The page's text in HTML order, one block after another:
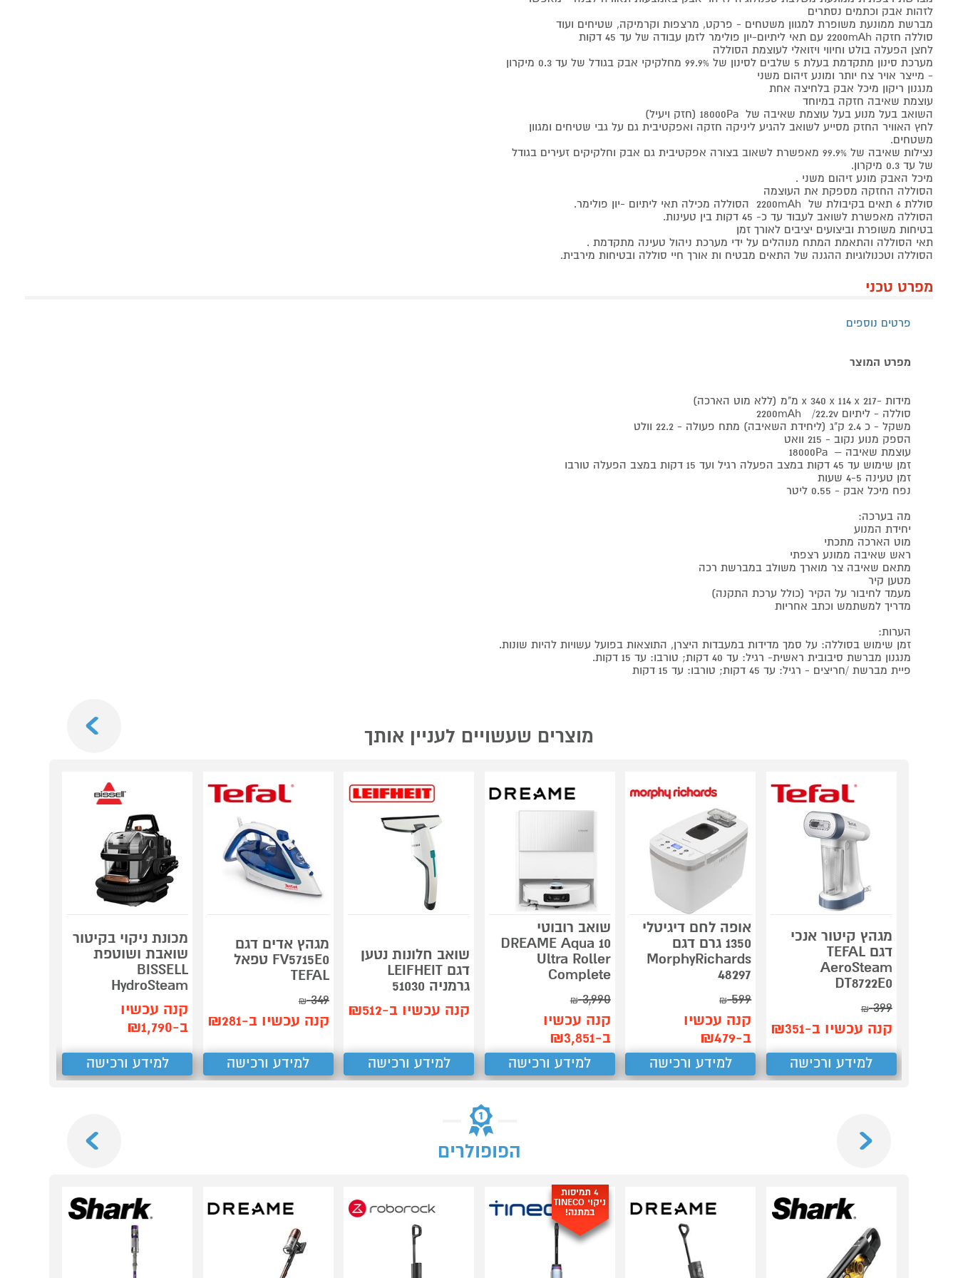
לזהות אבק וכתמים נסתרים
מברשת ממונעת משופרת למגוון משטחים - פרקט, מרצפות וקרמיקה, שטיחים ועוד
סוללה חזקה 2200mAh עם תאי ליתיום-יון פולימר לזמן עבודה של עד 45 דקות
לחצן הפעלה בולט וחיווי ויזואלי לעוצמת הסוללה
מערכת סינון מתקדמת בעלת 5 שלבים לסינון של 99.9% מחלקיקי אבק בגודל של עד 0.3 מיקרון
- מייצר אויר צח יותר ומונע זיהום משני
מנגנון ריקון מיכל אבק בלחיצה אחת
עוצמת שאיבה חזקה במיוחד
השואב בעל מנוע בעל עוצמת שאיבה של 18000Pa (חזק ויעיל)
לחץ האוויר החזק מסייע לשואב להגיע ליניקה חזקה ואפקטיבית גם על גבי שטיחים ומגוון
משטחים.
נצילות שאיבה של 99.9% מאפשרת לשאוב בצורה אפקטיבית גם אבק וחלקיקים זעירים בגודל
של עד 0.3 מיקרון.
מיכל האבק מונע זיהום משני .
הסוללה החזקה מספקת את העוצמה
סוללת 6 תאים בקיבולת של 2200mAh הסוללה מכילה תאי ליתיום -יון פולימר.
הסוללה מאפשרת לשואב לעבוד עד כ- 45 דקות בין טעינות.
בטיחות משופרת וביצועים יציבים לאורך זמן
תאי הסוללה והתאמת המתח מנוהלים על ידי מערכת ניהול טעינה מתקדמת .
הסוללה וטכנולוגיות ההגנה של התאים מבטיח ות אורך חיי סוללה ובטיחות מירבית.
מפרט טכני
פרטים נוספים
מפרט המוצר
מידות -x 340 x 114 x 217 מ"מ (ללא מוט הארכה)
סוללה - ליתיום 2200mAh /22.2v
משקל - כ 2.4 ק"ג (ליחידת השאיבה) מתח פעולה - 22.2 וולט
הספק מנוע נקוב - 215 וואט
עוצמת שאיבה – 18000Pa
זמן שימוש עד 45 דקות במצב הפעלה רגיל ועד 15 דקות במצב הפעלה טורבו
זמן טעינה 4-5 שעות
נפח מיכל אבק - 0.55 ליטר
מה בערכה:
יחידת המנוע
מוט הארכה מתכתי
ראש שאיבה ממונע רצפתי
מתאם שאיבה צר מוארך משולב במברשת רכה
מטען קיר
מעמד לחיבור על הקיר (כולל ערכת התקנה)
מדריך למשתמש וכתב אחריות
הערות:
זמן שימוש בסוללה: על סמך מדידות במעבדות היצרן, התוצאות בפועל עשויות להיות שונות.
מנגנון מברשת סיבובית ראשית- רגיל: עד 40 דקות; טורבו: עד 15 דקות.
פיית מברשת /חריצים - רגיל: עד 45 דקות; טורבו: עד 15 דקות
מוצרים שעשויים לעניין אותך
מגהץ קיטור אנכי
דגם TEFAL
AeroSteam
DT8722E0
399
₪
קנה עכשיו ב-₪351
למידע ורכישה
אופה לחם דיגיטלי
1350 גרם דגם
MorphyRichards
48297
599
₪
קנה עכשיו
ב-₪479
למידע ורכישה
שואב רובוטי
DREAME Aqua 10
Ultra Roller
Complete
3,990
₪
קנה עכשיו
ב-₪3,851
למידע ורכישה
שואב חלונות נטען
דגם LEIFHEIT
גרמניה 51030
קנה עכשיו ב-₪512
למידע ורכישה
מגהץ אדים דגם
FV5715E0 טפאל
TEFAL
349
₪
קנה עכשיו ב-₪281
למידע ורכישה
מכונת ניקוי בקיטור
שואבת ושוטפת
BISSELL
HydroSteam
קנה עכשיו
ב-₪1,790
למידע ורכישה
הפופולרים
4 תמיסות
ניקוי TINECO
במתנה!